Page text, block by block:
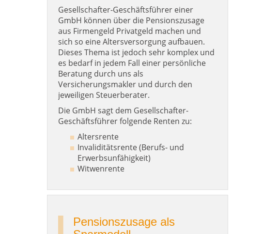
Gesellschafter-Geschäftsführer einer
GmbH können über die Pensionszusage
aus Firmengeld Privatgeld machen und
sich so eine Altersversorgung aufbauen.
Dieses Thema ist jedoch sehr komplex und
es bedarf in jedem Fall einer persönliche
Beratung durch uns als
Versicherungsmakler und durch den
jeweiligen Steuerberater.
Die GmbH sagt dem Gesellschafter-
Geschäftsführer folgende Renten zu:
Altersrente
Invaliditätsrente (Berufs- und
Erwerbsunfähigkeit)
Witwenrente
Pensionszusage als